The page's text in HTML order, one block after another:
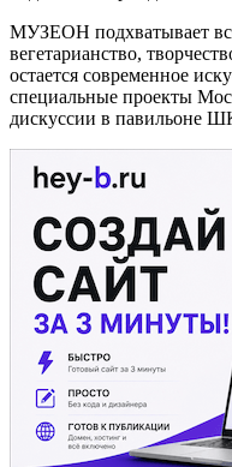
МУЗЕОН подхватывает
вегетарианство,
остается современное
специальные проекты
дискуссии в павильоне